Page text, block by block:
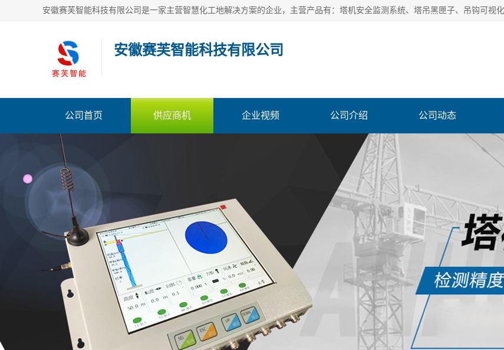
安徽赛芙智能科技有限公司
公司首页 供应商机 企业视频 公司介绍 公司动态